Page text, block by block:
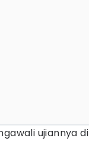
ujiannya di